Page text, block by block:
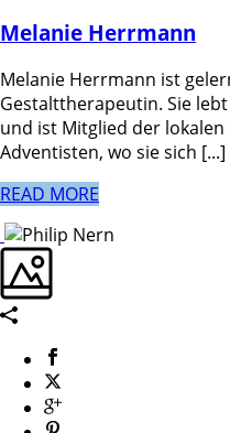
Melanie Herrmann
Melanie Herrmann ist
Gestalttherapeutin. Sie
und ist Mitglied der lokalen
Adventisten, wo sie sich [...]
READ MORE